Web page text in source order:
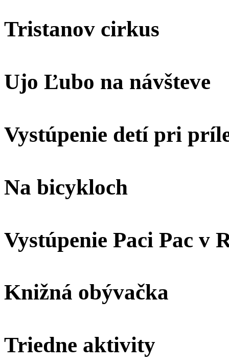
Tristanov cirkus
Ujo Ľubo na návšteve
Vystúpenie detí pri
Na bicykloch
Vystúpenie Paci Pac v
Knižná obývačka
Triedne aktivity